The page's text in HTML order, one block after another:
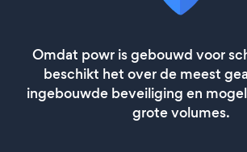
Omdat powr is gebouwd voor
beschikt het over de meest
ingebouwde beveiliging en
grote volumes.